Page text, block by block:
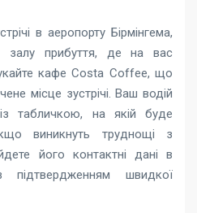
в аеропорту Бірмінгема,
залу прибуття, де на вас
кафе Costa Coffee, що
місце зустрічі. Ваш водій
табличкою, на якій буде
виникнуть труднощі з
його контактні дані в
підтвердженням швидкої